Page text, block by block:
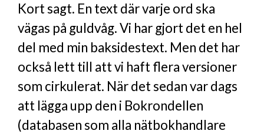
Kort sagt. En text där varje ord ska
vägas på guldvåg. Vi har gjort det en hel
del med min baksidestext. Men det har
också lett till att vi haft flera versioner
som cirkulerat. När det sedan var dags
att lägga upp den i Bokrondellen
(databasen som alla nätbokhandlare